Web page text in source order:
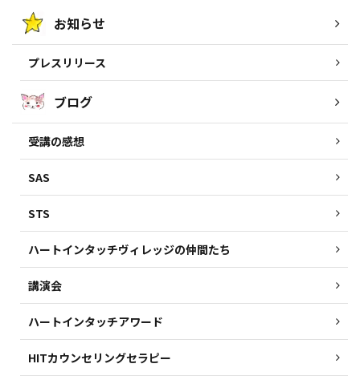
お知らせ
プレスリリース
ブログ
受講の感想
SAS
STS
ハートインタッチヴィレッジの仲間たち
講演会
ハートインタッチアワード
HITカウンセリングセラピー